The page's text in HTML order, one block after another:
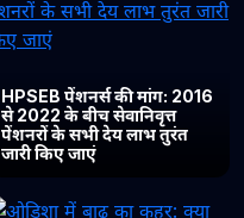
HPSEB पेंशनर्स की मांग: 2016
से 2022 के बीच सेवानिवृत्त
पेंशनरों के सभी देय लाभ तुरंत
जारी किए जाएं